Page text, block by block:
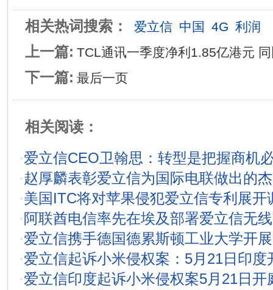
相关热词搜索： 爱立信 中国 4G 利润
上一篇: TCL通讯一季度净利1.85亿港元
下一篇: 最后一页
相关阅读：
·爱立信CEO卫翰思：转型是把握商机
·赵厚麟表彰爱立信为国际电联做出的
·美国ITC将对苹果侵犯爱立信专利展开
· 阿联酋电信率先在埃及部署爱立信无
·爱立信携手德国德累斯顿工业大学开
·爱立信起诉小米侵权案：5月21日印度
·爱立信印度起诉小米侵权案5月21日开